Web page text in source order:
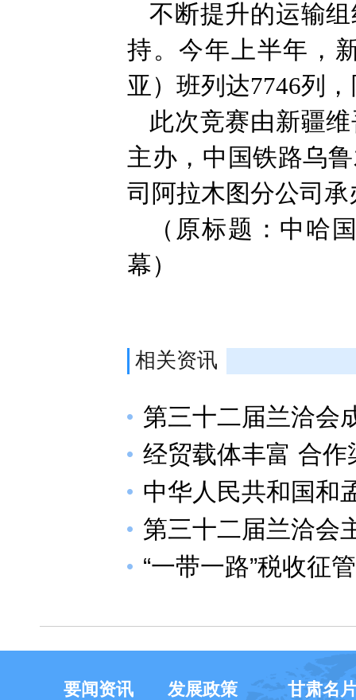
不断提升的运输
持。今年上半年，
亚）班列达7746列
此次竞赛由新疆
主办，中国铁路乌
司阿拉木图分公司承
（原标题：中哈
幕）
相关资讯
第三十二届兰洽会
经贸载体丰富 合作
中华人民共和国和
第三十二届兰洽会
“一带一路”税收征
要闻资讯 发展政策 甘肃名